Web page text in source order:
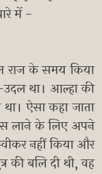
बारे में -
राज के समय किया
उदल था। आल्हा की
ऐसा कहा जाता
लाने के लिए अपने
नहीं किया और
की बलि दी थी, वह